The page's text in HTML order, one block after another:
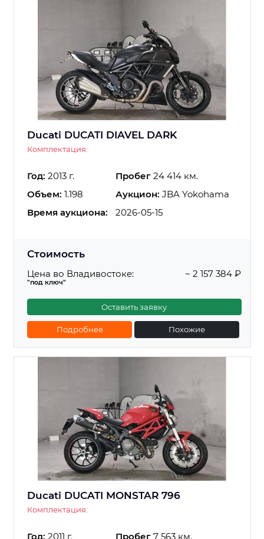
Ducati DUCATI DIAVEL DARK
Комплектация:
Год: 2013 г. Пробег 24 414 км.
Объем: 1.198 Аукцион: JBA Yokohama
Время аукциона:
2026-05-15
Стоимость
Цена во Владивостоке:
"под ключ"
~ 2 157 384 ₽
Оставить заявку
Подробнее Похожие
Ducati DUCATI MONSTAR 796
Комплектация:
Год: 2011 г. Пробег 7 563 км.